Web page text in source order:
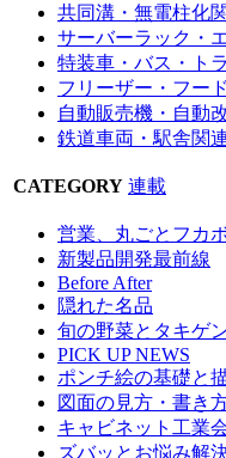
共同溝・無電柱化
サーバーラック・
特装車・バス・ト
フリーザー・フー
自動販売機・自動
鉄道車両・駅舎関
CATEGORY 連載
営業、丸ごとフカ
新製品開発最前線
Before After
隠れた名品
旬の野菜とタキゲ
PICK UP NEWS
ポンチ絵の基礎と
図面の見方・書き
キャビネット工業
ズバッとお悩み解